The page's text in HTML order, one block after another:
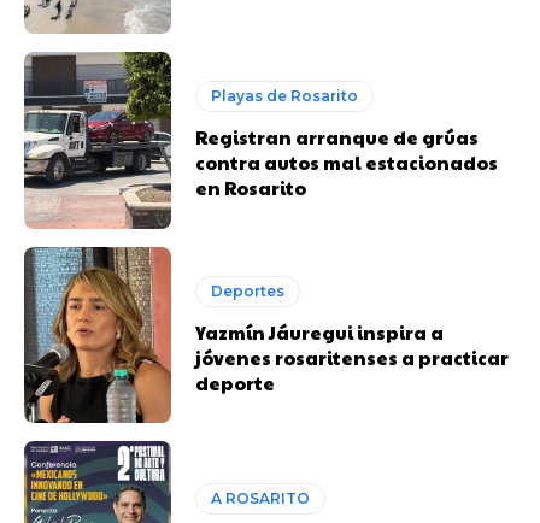
Playas de Rosarito
Registran arranque de grúas
contra autos mal estacionados
en Rosarito
Deportes
Yazmín Jáuregui inspira a
jóvenes rosaritenses a practicar
deporte
A ROSARITO